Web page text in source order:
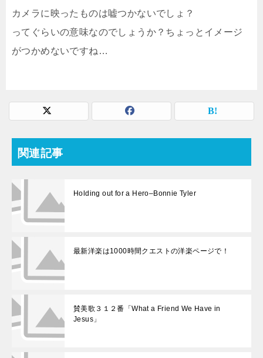
カメラに映ったものは嘘つかないでしょ？
ってぐらいの意味なのでしょうか？ちょっとイメージ
がつかめないですね…
関連記事
Holding out for a Hero–Bonnie Tyler
最新洋楽は1000時間クエストの洋楽ページで！
賛美歌３１２番「What a Friend We Have in
Jesus」